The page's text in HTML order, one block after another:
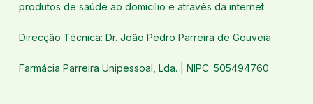
produtos de saúde ao domicílio e através da internet.
Direcção Técnica: Dr. João Pedro Parreira de Gouveia
Farmácia Parreira Unipessoal, Lda. | NIPC: 505494760